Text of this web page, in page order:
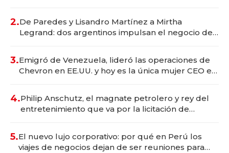
2.De Paredes y Lisandro Martínez a Mirtha
Legrand: dos argentinos impulsan el negocio del
3.Emigró de Venezuela, lideró las operaciones de
Chevron en EE.UU. y hoy es la única mujer CEO en
4.Philip Anschutz, el magnate petrolero y rey del
entretenimiento que va por la licitación de
5.El nuevo lujo corporativo: por qué en Perú los
viajes de negocios dejan de ser reuniones para